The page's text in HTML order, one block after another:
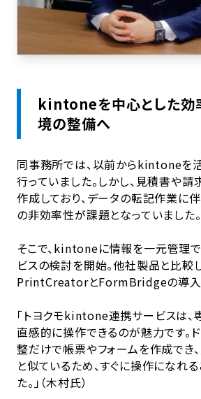
kintoneを中心とした効
境の整備へ
同事務所では、以前からkintoneを
行っていました。しかし、見積書や
作成しており、データの転記作業に
の非効率性が課題となっていました。
そこで、kintoneに情報を一元管理で
ビスの検討を開始。他社製品と比較
PrintCreatorとFormBridgeの導入
「トヨクモkintone連携サービスは、
直感的に操作できるのが魅力です。
整だけで帳票やフォームを作成で
と似ているため、すぐに操作になれ
た。」（木村氏）